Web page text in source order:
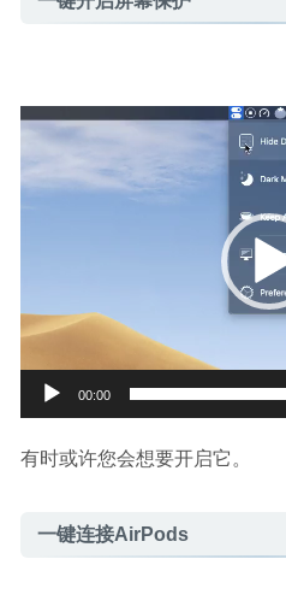
视
播
00:00
有时或许您会想要开启它。
一键连接AirPods